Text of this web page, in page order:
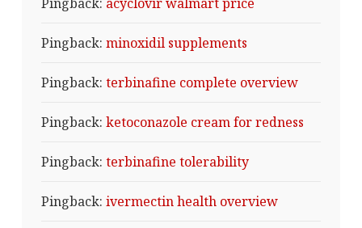
Pingback: minoxidil supplements
Pingback: terbinafine complete overview
Pingback: ketoconazole cream for redness
Pingback: terbinafine tolerability
Pingback: ivermectin health overview